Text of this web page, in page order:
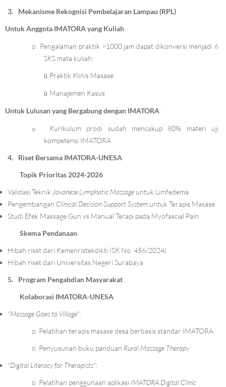
3.
Mekanisme Rekognisi Pembelajaran Lampau (RPL)
Untuk Anggota IMATORA yang Kuliah:
o Pengalaman praktik >1000 jam dapat dikonversi menjadi 6
SKS mata kuliah:
ü Praktik Klinis Masase
ü Manajemen Kasus
Untuk Lulusan yang Bergabung dengan IMATORA:
o
Kurikulum prodi sudah mencakup 80% materi uji
kompetensi IMATORA
4.
Riset Bersama IMATORA-UNESA
Topik Prioritas 2024-2026:
Validasi Teknik Javanese Lymphatic Massage untuk Limfedema
Pengembangan Clinical Decision Support System untuk Terapis Masase
Studi Efek Massage Gun vs Manual Terapi pada Myofascial Pain
Skema Pendanaan:
Hibah riset dari Kemenristekdikti (SK No. 456/2024)
Hibah riset dari Universitas Negeri Surabaya
5.
Program Pengabdian Masyarakat
Kolaborasi IMATORA-UNESA:
"Massage Goes to Village":
o Pelatihan terapis masase desa berbasis standar IMATORA
o Penyusunan buku panduan Rural Massage Therapy
"Digital Literacy for Therapists":
o Pelatihan penggunaan aplikasi IMATORA Digital Clinic